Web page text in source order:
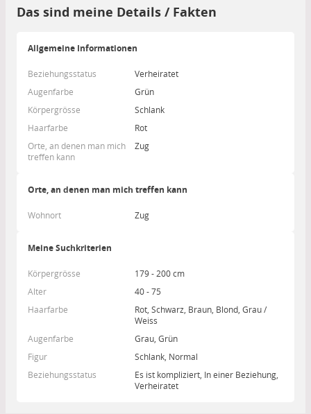
Das sind meine Details / Fakten
Allgemeine Informationen
Beziehungsstatus
Verheiratet
Augenfarbe
Grün
Körpergrösse
Schlank
Haarfarbe
Rot
Orte, an denen man mich
treffen kann
Zug
Orte, an denen man mich treffen kann
Wohnort Zug
Meine Suchkriterien
Körpergrösse
179 - 200 cm
Alter
40 - 75
Haarfarbe
Rot, Schwarz, Braun, Blond, Grau /
Weiss
Augenfarbe
Grau, Grün
Figur
Schlank, Normal
Beziehungsstatus
Es ist kompliziert, In einer Beziehung,
Verheiratet